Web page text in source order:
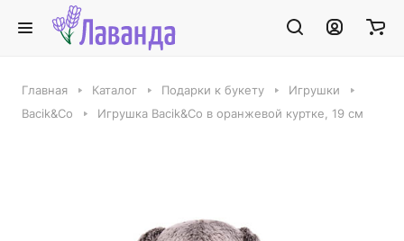
Главная Каталог Подарки к букету
Игрушки
Bacik&Co
Игрушка Bacik&Co в оранжевой куртке, 19 см